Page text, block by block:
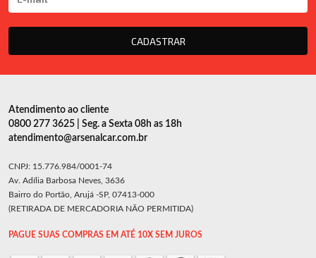
CADASTRAR
Atendimento ao cliente
0800 277 3625 | Seg. a Sexta 08h as 18h
atendimento@arsenalcar.com.br
CNPJ: 15.776.984/0001-74
Av. Adília Barbosa Neves, 3636
Bairro do Portão, Arujá -SP, 07413-000
(RETIRADA DE MERCADORIA NÃO PERMITIDA)
PAGUE SUAS COMPRAS EM ATÉ 10X SEM JUROS